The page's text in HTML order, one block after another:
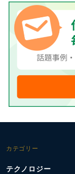
カテゴリー
テクノロジー